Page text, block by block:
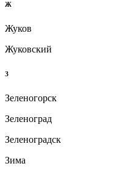
Ж
Жуков
Жуковский
З
Зеленогорск
Зеленоград
Зеленоградск
Зима